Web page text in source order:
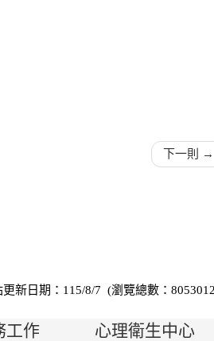
下一則 →
更新日期：115/8/7 (瀏覽總數：
工作 心理衛生中心